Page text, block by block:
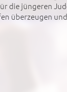
die jüngeren
überzeugen